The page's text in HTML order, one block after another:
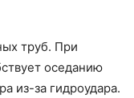
труб. При
оседанию
из-за гидроудара.